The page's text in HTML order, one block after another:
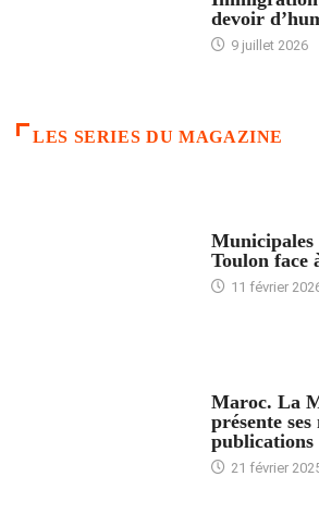
devoir
9 juillet 2026
LES SERIES DU MAGAZINE
Municipales
Toulon face
11 février
Maroc. La
présente ses
publications
21 février